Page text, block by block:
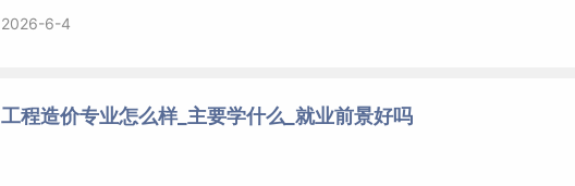
2026-6-4
工程造价专业怎么样_主要学什么_就业前景好吗